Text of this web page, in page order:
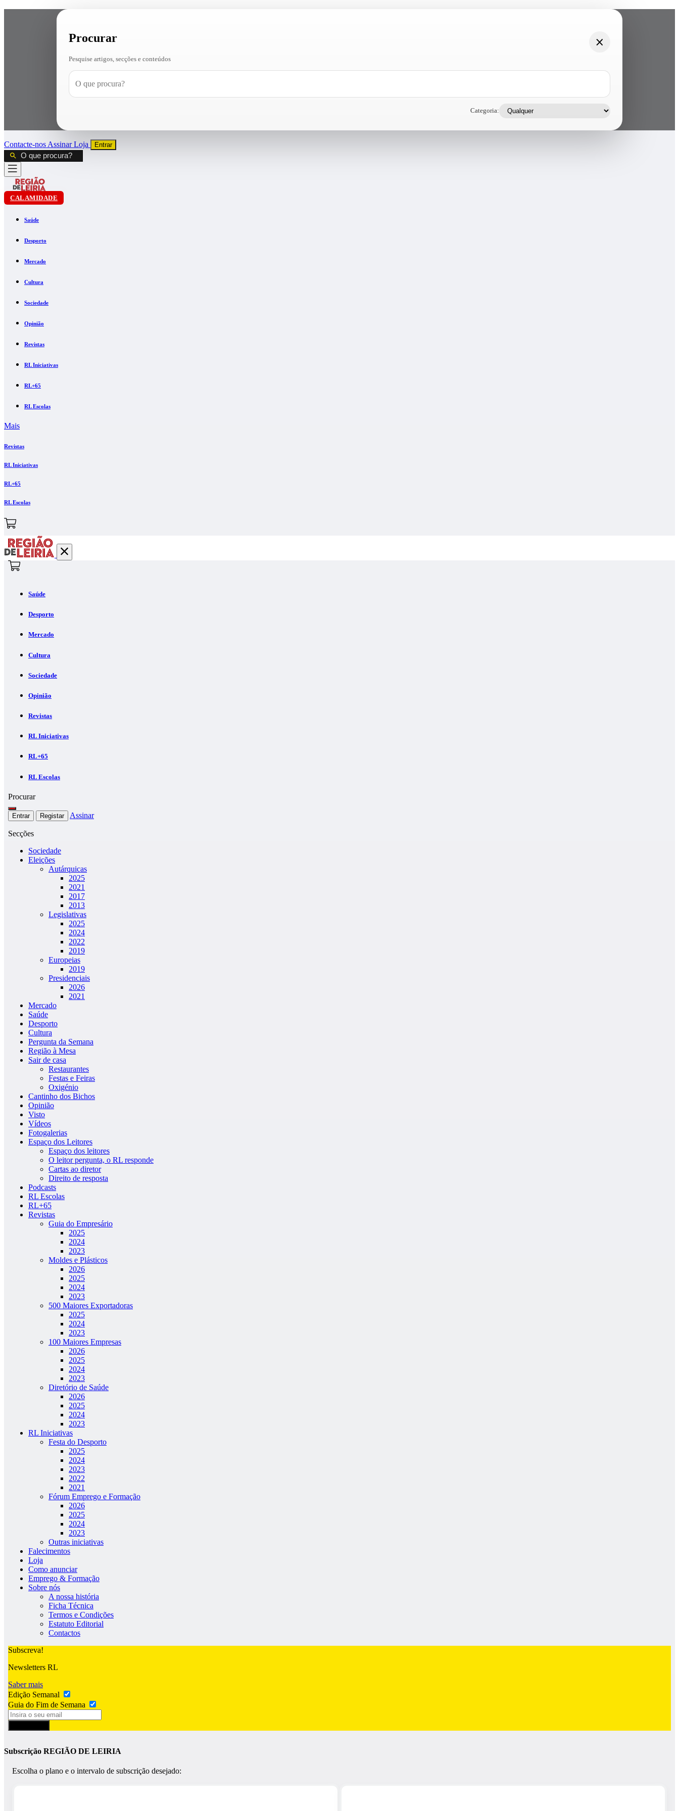
Procurar
Pesquise artigos, secções e conteúdos
Categoria:
Contacte-nos AssinarLoja Entrar
CALAMIDADE
Saúde
Desporto
Mercado
Cultura
Sociedade
Opinião
Revistas
RL Iniciativas
RL+65
RL Escolas
Mais
Revistas
RL Iniciativas
RL+65
RL Escolas
Saúde
Desporto
Mercado
Cultura
Sociedade
Opinião
Revistas
RL Iniciativas
RL+65
RL Escolas
Procurar
Entrar Registar Assinar
Secções
Sociedade
Eleições
Autárquicas
2025
2021
2017
2013
Legislativas
2025
2024
2022
2019
Europeias
2019
Presidenciais
2026
2021
Mercado
Saúde
Desporto
Cultura
Pergunta da Semana
Região à Mesa
Sair de casa
Restaurantes
Festas e Feiras
Oxigénio
Cantinho dos Bichos
Opinião
Visto
Vídeos
Fotogalerias
Espaço dos Leitores
Espaço dos leitores
O leitor pergunta, o RL responde
Cartas ao diretor
Direito de resposta
Podcasts
RL Escolas
RL+65
Revistas
Guia do Empresário
2025
2024
2023
Moldes e Plásticos
2026
2025
2024
2023
500 Maiores Exportadoras
2025
2024
2023
100 Maiores Empresas
2026
2025
2024
2023
Diretório de Saúde
2026
2025
2024
2023
RL Iniciativas
Festa do Desporto
2025
2024
2023
2022
2021
Fórum Emprego e Formação
2026
2025
2024
2023
Outras iniciativas
Falecimentos
Loja
Como anunciar
Emprego & Formação
Sobre nós
A nossa história
Ficha Técnica
Termos e Condições
Estatuto Editorial
Contactos
Subscreva!
Newsletters RL
Saber mais
Edição Semanal
Guia do Fim de Semana
Subscrição REGIÃO DE LEIRIA
Escolha o plano e o intervalo de subscrição desejado: